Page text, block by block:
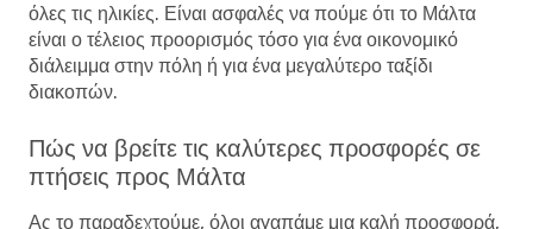
όλες τις ηλικίες. Είναι ασφαλές να πούμε ότι το Μάλτα
είναι ο τέλειος προορισμός τόσο για ένα οικονομικό
διάλειμμα στην πόλη ή για ένα μεγαλύτερο ταξίδι
διακοπών.
Πώς να βρείτε τις καλύτερες προσφορές σε
πτήσεις προς Μάλτα
Ας το παραδεχτούμε, όλοι αγαπάμε μια καλή προσφορά,